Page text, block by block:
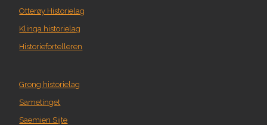
Otterøy Historielag
Klinga historielag
Historiefortelleren
Grong historielag
Sametinget
Saemien Sijte